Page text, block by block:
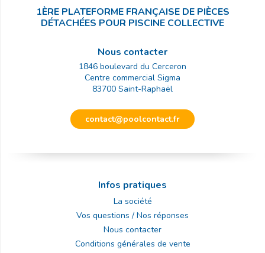
1ÈRE PLATEFORME FRANÇAISE DE PIÈCES
DÉTACHÉES POUR PISCINE COLLECTIVE
Nous contacter
1846 boulevard du Cerceron
Centre commercial Sigma
83700 Saint-Raphaël
contact@poolcontact.fr
Infos pratiques
La société
Vos questions / Nos réponses
Nous contacter
Conditions générales de vente